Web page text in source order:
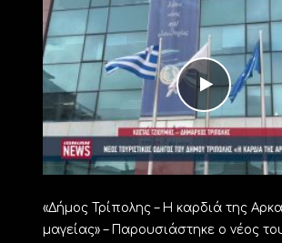
«Δήμος Τρίπολης – Η καρδιά της
μαγείας» – Παρουσιάστηκε ο νέος